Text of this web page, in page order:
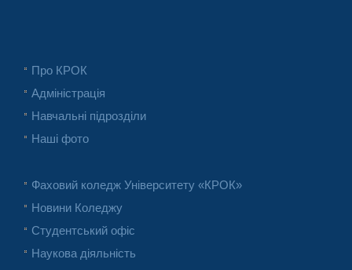
Про КРОК
Адміністрація
Навчальні підрозділи
Наші фото
Фаховий коледж Університету «КРОК»
Новини Коледжу
Студентський офіс
Наукова діяльність